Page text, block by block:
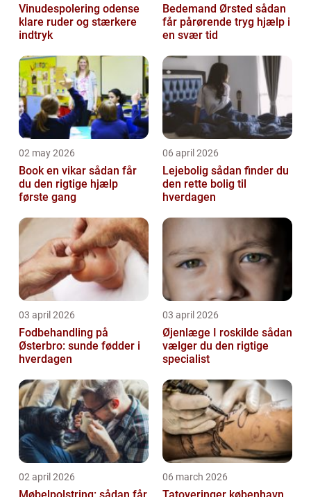
Vinudespolering odense
klare ruder og stærkere
indtryk
Bedemand Ørsted sådan
får pårørende tryg hjælp i
en svær tid
02 may 2026
Book en vikar sådan får
du den rigtige hjælp
første gang
06 april 2026
Lejebolig sådan finder du
den rette bolig til
hverdagen
03 april 2026
Fodbehandling på
Østerbro: sunde fødder i
hverdagen
03 april 2026
Øjenlæge I roskilde sådan
vælger du den rigtige
specialist
02 april 2026 06 march 2026